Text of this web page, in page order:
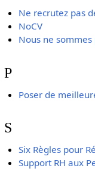
Ne recrutez pas
NoCV
Nous ne sommes
P
Poser de
S
Six Règles pour
Support RH aux